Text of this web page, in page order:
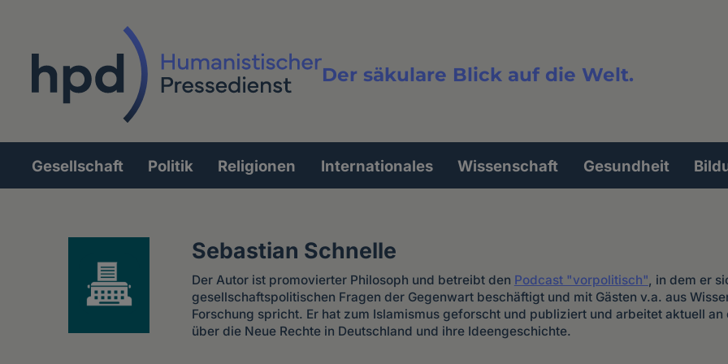
Der säkulare Blick auf die Welt.
Volltextsuche
Hauptnavigation
Gesellschaft Politik Religionen Internationales Wissenschaft Gesundheit
Sebastian Schnelle
Der Autor ist promovierter Philosoph und betreibt den Podcast "vorpolitisch" , in dem er
gesellschaftspolitischen Fragen der Gegenwart beschäftigt und mit Gästen v.a. aus
Forschung spricht. Er hat zum Islamismus geforscht und publiziert und arbeitet aktuell an
über die Neue Rechte in Deutschland und ihre Ideengeschichte.